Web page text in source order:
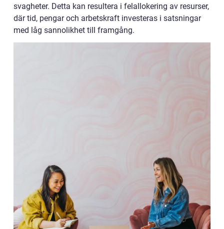
svagheter. Detta kan resultera i felallokering av resurser,
där tid, pengar och arbetskraft investeras i satsningar
med låg sannolikhet till framgång.